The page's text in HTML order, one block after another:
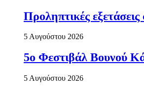
Προληπτικές
5 Αυγούστου 2026
5ο Φεστιβάλ Βουνού
5 Αυγούστου 2026